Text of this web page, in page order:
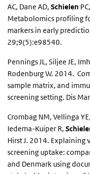
AC, Dane AD, Schielen
Metabolomics profiling
markers in early
29;9(5):e98540.
Pennings JL, Siljee JE,
Rodenburg W. 2014.
sample matrix, and
screening setting. Dis
Crombag NM, Vellinga
Iedema-Kuiper R,
Hirst J. 2014. Explaining
screening uptake:
and Denmark using